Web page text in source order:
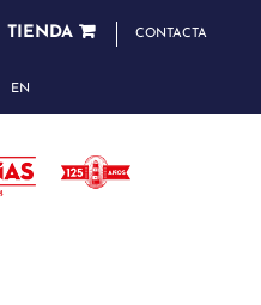
TIENDA CONTACTA
EN